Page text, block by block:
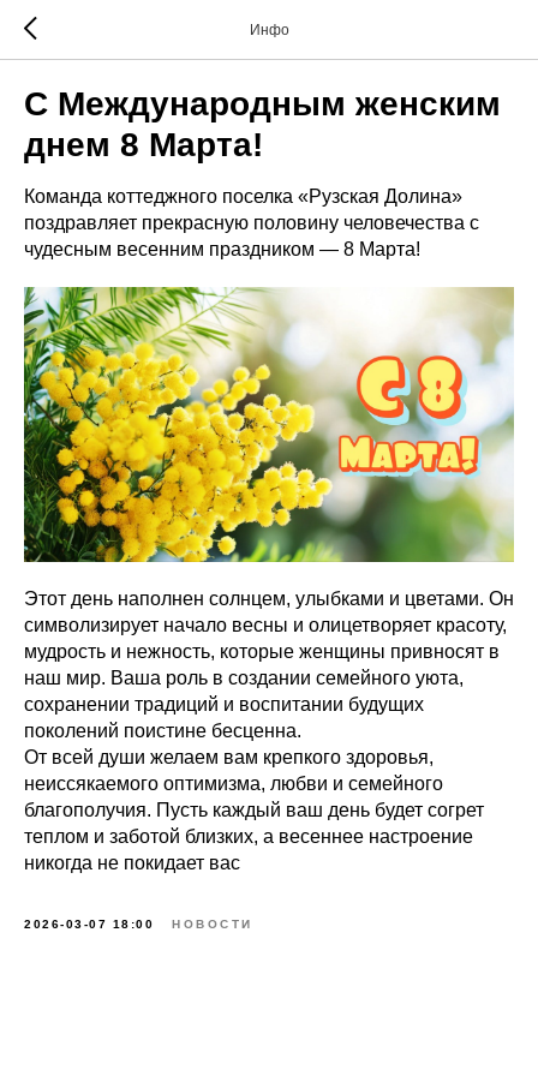
Инфо
С Международным женским
днем 8 Марта!
Команда коттеджного поселка «Рузская Долина»
поздравляет прекрасную половину человечества с
чудесным весенним праздником — 8 Марта!
Этот день наполнен солнцем, улыбками и цветами. Он
символизирует начало весны и олицетворяет красоту,
мудрость и нежность, которые женщины привносят в
наш мир. Ваша роль в создании семейного уюта,
сохранении традиций и воспитании будущих
поколений поистине бесценна.
От всей души желаем вам крепкого здоровья,
неиссякаемого оптимизма, любви и семейного
благополучия. Пусть каждый ваш день будет согрет
теплом и заботой близких, а весеннее настроение
никогда не покидает вас
2026-03-07 18:00 НОВОСТИ